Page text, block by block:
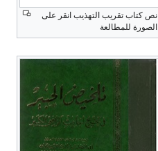
نص كتاب تقريب التهذيب انقر على
الصورة للمطالعة